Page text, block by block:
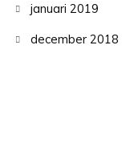
januari 2019
december 2018